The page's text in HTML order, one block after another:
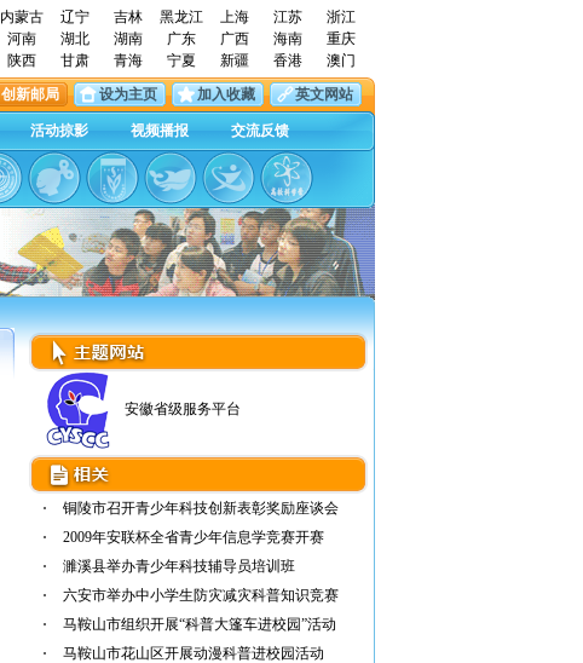
内蒙古 辽宁 吉林 黑龙江 上海 江苏
浙江
河南 湖北 湖南 广东 广西 海南
重庆
陕西 甘肃 青海 宁夏 新疆 香港
澳门
创新邮局 设为主页 加入收藏 英文网站
活动掠影 视频播报 交流反馈
安徽省级服务平台
铜陵市召开青少年科技创新表彰奖励座谈会
2009年安联杯全省青少年信息学竞赛开赛
濉溪县举办青少年科技辅导员培训班
六安市举办中小学生防灾减灾科普知识竞赛
马鞍山市组织开展“科普大篷车进校园”活动
马鞍山市花山区开展动漫科普进校园活动